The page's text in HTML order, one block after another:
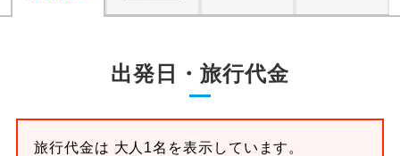
出発日・旅行代金
旅行代金は 大人1名を表示しています。